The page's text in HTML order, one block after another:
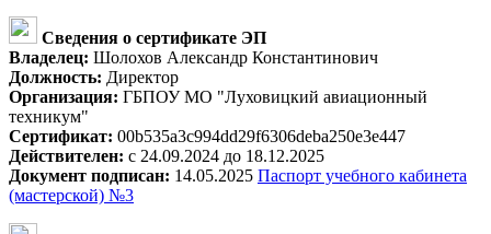
Сведения о сертификате ЭП
Владелец: Шолохов Александр Константинович
Должность: Директор
Организация: ГБПОУ МО "Луховицкий авиационный
техникум"
Сертификат: 00b535a3c994dd29f6306deba250e3e447
Действителен: с 24.09.2024 до 18.12.2025
Документ подписан: 14.05.2025 Паспорт учебного кабинета
(мастерской) №3